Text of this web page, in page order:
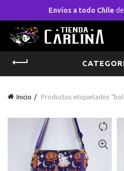
Inicio Productos etiquetados
Envíos a todo Chile